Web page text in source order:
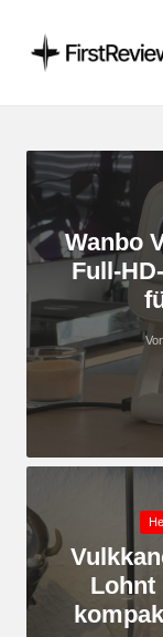
s
t
R
e
v
i
e
w
clevere
Kaufempfehlungen:
Alles
zu
Smart‑Home,
Kopfhörern
&
Wanbo
Full-
Lohnt